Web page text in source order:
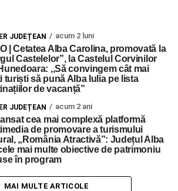
JUDEȚEAN acum 2 luni
| Cetatea Alba Carolina, promovată la
Castelelor”, la Castelul Corvinilor
,,Să convingem cât mai
turiști să pună Alba Iulia pe lista
de vacanță”
JUDEȚEAN acum 2 ani
cea mai complexă platformă
de promovare a turismului
„România Atractivă”: Județul Alba
mai multe obiective de patrimoniu
în program
MAI MULTE ARTICOLE